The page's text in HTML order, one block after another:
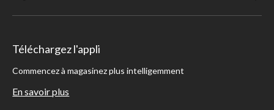
Téléchargez l'appli
Commencez à magasinez plus intelligemment
En savoir plus